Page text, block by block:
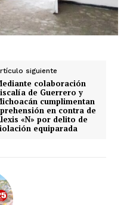
siguiente
colaboración
de Guerrero y
cumplimentan
en contra de
«N» por delito de
equiparada